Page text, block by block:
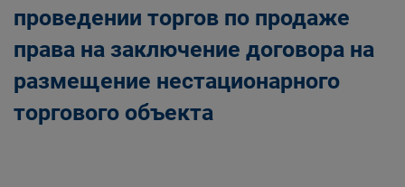
проведении торгов по продаже
права на заключение договора на
размещение нестационарного
торгового объекта